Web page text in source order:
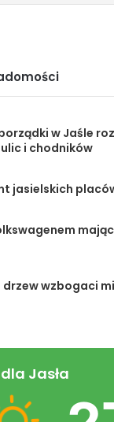
w Jaśle
i chodników
jasielskich
drzew wzbogaci
Jasła